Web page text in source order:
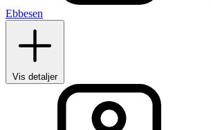
Ebbesen
Vis detaljer